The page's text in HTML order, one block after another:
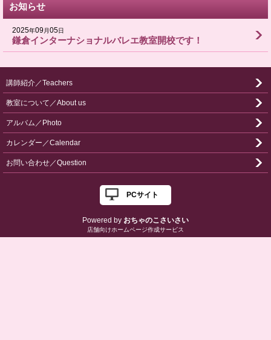
お知らせ
2025年09月05日
鎌倉インターナショナルバレエ教室開校です！
講師紹介／Teachers
教室について／About us
アルバム／Photo
カレンダー／Calendar
お問い合わせ／Question
PCサイト
Powered by おちゃのこさいさい
店舗向けホームページ作成サービス